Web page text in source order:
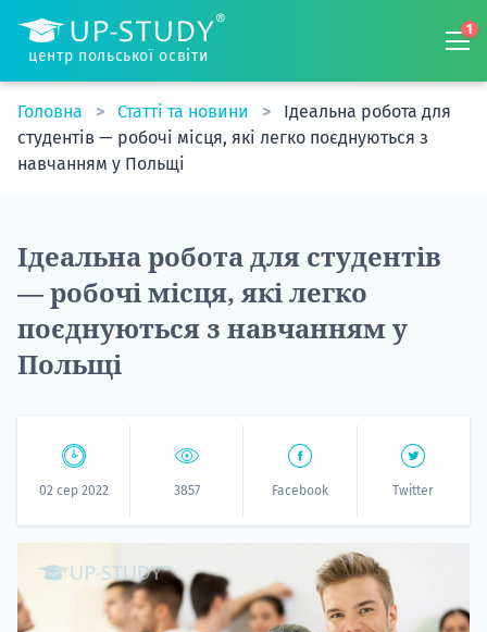
центр польської освіти
1
Головна Статті та новини
Ідеальна робота для
студентів — робочі місця, які легко поєднуються з
навчанням у Польщі
Ідеальна робота для студентів
— робочі місця, які легко
поєднуються з навчанням у
Польщі
02 сер 2022 3857 Facebook Twitter